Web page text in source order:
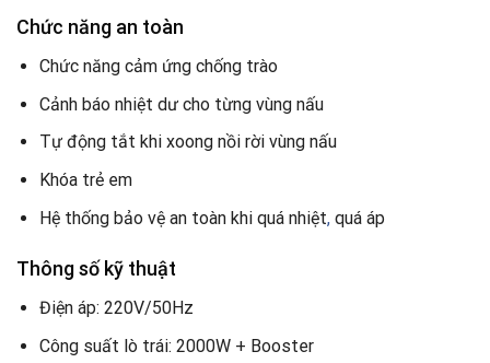
Chức năng an toàn
Chức năng cảm ứng chống trào
Cảnh báo nhiệt dư cho từng vùng nấu
Tự động tắt khi xoong nồi rời vùng nấu
Khóa trẻ em
Hệ thống bảo vệ an toàn khi quá nhiệt,quá áp
Thông số kỹ thuật
Điện áp: 220V/50Hz
Công suất lò trái: 2000W + Booster